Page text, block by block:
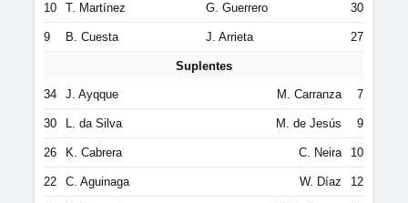
10 T. Martínez G. Guerrero 30
9 B. Cuesta J. Arrieta 27
Suplentes
34 J. Ayqque M. Carranza 7
30 L. da Silva M. de Jesús 9
26 K. Cabrera C. Neira 10
22 C. Aguinaga W. Díaz 12